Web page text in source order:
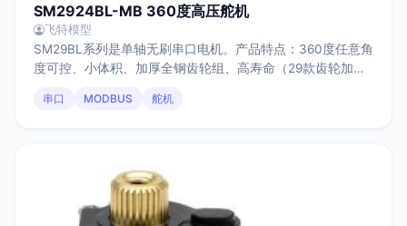
SM2924BL-MB 360度高压舵机
飞特模型
SM29BL系列是单轴无刷串口电机。产品特点：360度任意角
度可控、小体积、加厚全钢齿轮组、高寿命（29款齿轮加
串口 MODBUS 舵机